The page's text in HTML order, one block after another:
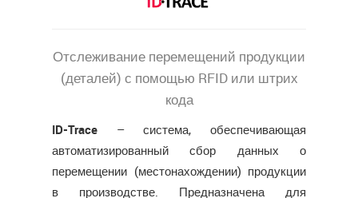
Отслеживание перемещений продукции
(деталей) с помощью RFID или штрих
кода
ID-Trace – система, обеспечивающая
автоматизированный сбор данных о
перемещении (местонахождении) продукции
в производстве. Предназначена для